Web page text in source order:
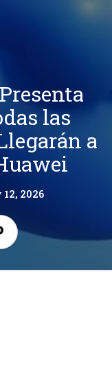
las
a
2026